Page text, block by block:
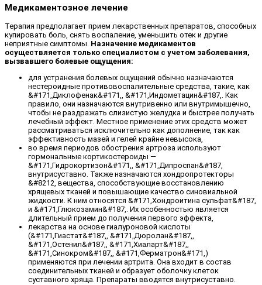
Медикаментозное лечение
Терапия предполагает прием лекарственных препаратов, способных
купировать боль, снять воспаление, уменьшить отек и другие
неприятные симптомы. Назначение медикаментов
осуществляется только специалистом с учетом заболевания,
вызвавшего болевые ощущения:
для устранения болевых ощущений обычно назначаются
нестероидные противовоспалительные средства, такие, как
&#171,Диклофенак&#171,, &#171,Индометацин&#187,. Как
правило, они назначаются внутривенно или внутримышечно,
чтобы не раздражать слизистую желудка и быстрее получать
лечебный эффект. Местное применение этих средств может
рассматриваться исключительно как дополнение, так как
эффективность мазей и гелей крайне невысока,
во время периодов обострения артроза используют
гормональные кортикостероиды —
&#171,Гидрокортизон&#171,, &#171,Дипроспан&#187,
внутрисуставно. Также назначаются хондропротекторы
&#8212, вещества, способствующие восстановлению
хрящевых тканей и повышающие качество синовиальной
жидкости. К ним относятся &#171,Хондроитина сульфат&#187,
и &#171,Глюкозамин&#187,. Их особенностью является
длительный прием до получения первого эффекта,
лекарства на основе гиалуроновой кислоты
(&#171,Гиастат&#187,, &#171,Дюролан&#187,,
&#171,Остенил&#187,, &#171,Хиаларт&#187,,
&#171,Синокром&#187,, &#171,Ферматрон&#171,)
применяются при лечении артрита. Она входит в состав
соединительных тканей и образует оболочку клеток
суставного хряща. Препараты вводятся внутрисуставно.